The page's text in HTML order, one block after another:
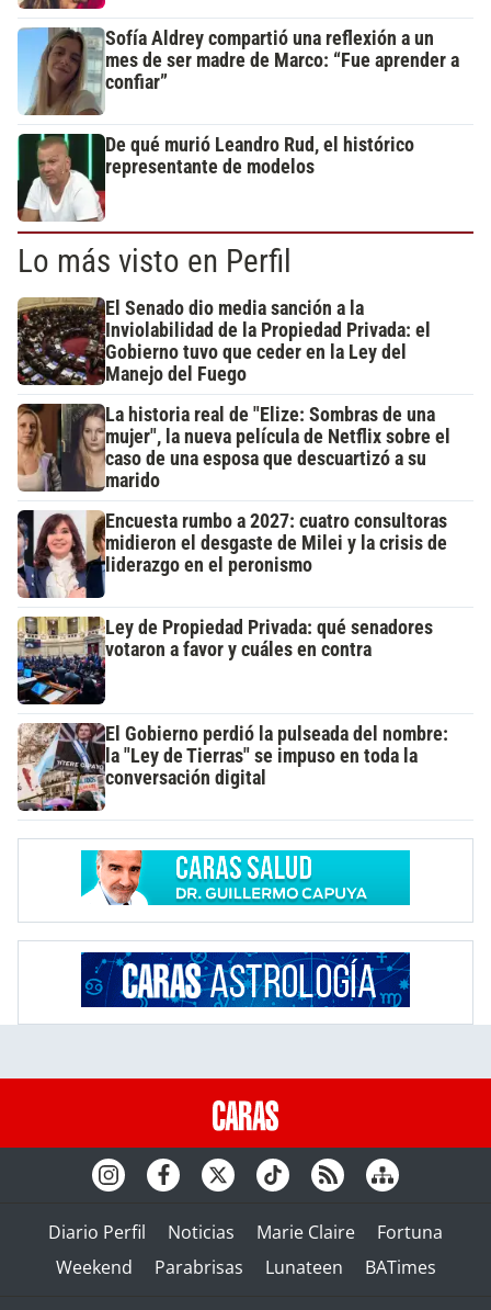
Sofía Aldrey compartió una reflexión a un
mes de ser madre de Marco: “Fue aprender a
confiar”
De qué murió Leandro Rud, el histórico
representante de modelos
Lo más visto en Perfil
El Senado dio media sanción a la
Inviolabilidad de la Propiedad Privada: el
Gobierno tuvo que ceder en la Ley del
Manejo del Fuego
La historia real de "Elize: Sombras de una
mujer", la nueva película de Netflix sobre el
caso de una esposa que descuartizó a su
marido
Encuesta rumbo a 2027: cuatro consultoras
midieron el desgaste de Milei y la crisis de
liderazgo en el peronismo
Ley de Propiedad Privada: qué senadores
votaron a favor y cuáles en contra
El Gobierno perdió la pulseada del nombre:
la "Ley de Tierras" se impuso en toda la
conversación digital
Diario Perfil Noticias Marie Claire
Fortuna
Weekend
Parabrisas Lunateen BATimes